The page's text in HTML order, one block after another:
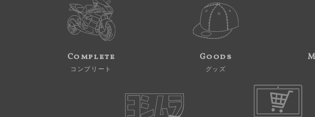
Complete
コンプリート
Goods
グッズ